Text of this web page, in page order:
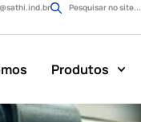
Pesquisar no site...
Produtos